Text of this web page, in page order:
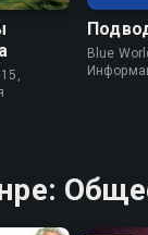
Blue